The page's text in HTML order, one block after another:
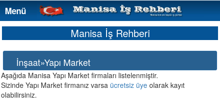
Menü
Menü
Manisa İş Rehberi
İnşaat»Yapı Market
Aşağıda Manisa Yapı Market firmaları listelenmiştir.
Sizinde Yapı Market firmanız varsa ücretsiz üye olarak kayıt
olabilirsiniz.